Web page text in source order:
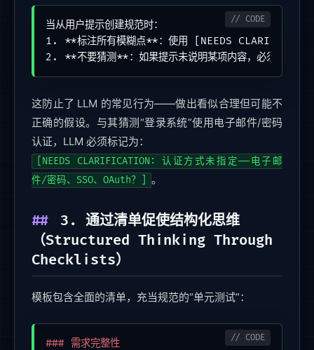
当从用户提示创建规范时：
1. **标注所有模糊点**：使用 [NEEDS
2. **不要猜测**：如果提示未说明某项内容，必须标记出
这防止了 LLM 的常见行为——做出看似合理但可能不
正确的假设。与其猜测“登录系统”使用电子邮件/密码
认证，LLM 必须标记为：
[NEEDS CLARIFICATION: 认证方式未指定——电子邮
件/密码、SSO、OAuth？]
。
3. 通过清单促使结构化思维
（Structured Thinking Through
Checklists）
模板包含全面的清单，充当规范的“单元测试”：
### 需求完整性